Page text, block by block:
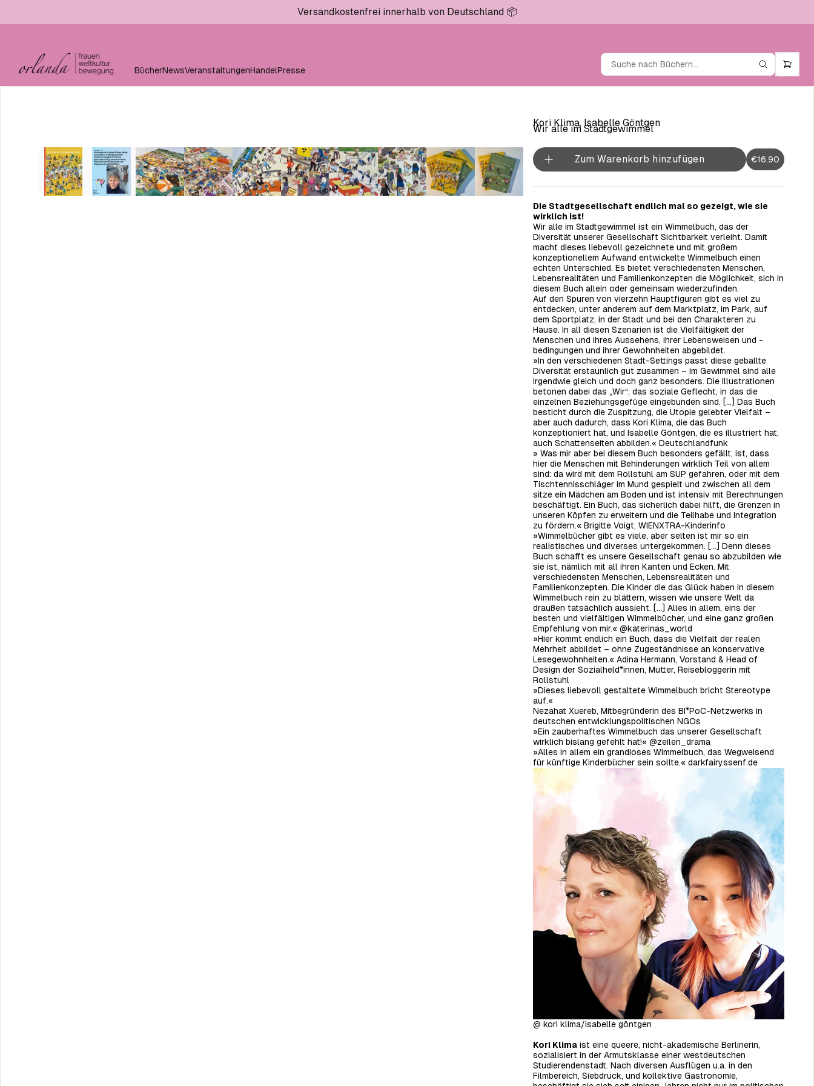
Versandkostenfrei innerhalb von Deutschland 📦
BücherNewsVeranstaltungenHandelPresse
Kori Klima, Isabelle Göntgen
Wir alle im Stadtgewimmel
Zum Warenkorb hinzufügen €16.90
Die Stadtgesellschaft endlich mal so gezeigt, wie sie
wirklich ist!
Wir alle im Stadtgewimmel ist ein Wimmelbuch, das der
Diversität unserer Gesellschaft Sichtbarkeit verleiht. Damit
macht dieses liebevoll gezeichnete und mit großem
konzeptionellem Aufwand entwickelte Wimmelbuch einen
echten Unterschied. Es bietet verschiedensten Menschen,
Lebensrealitäten und Familienkonzepten die Möglichkeit, sich in
diesem Buch allein oder gemeinsam wiederzufinden.
Auf den Spuren von vierzehn Hauptfiguren gibt es viel zu
entdecken, unter anderem auf dem Marktplatz, im Park, auf
dem Sportplatz, in der Stadt und bei den Charakteren zu
Hause. In all diesen Szenarien ist die Vielfältigkeit der
Menschen und ihres Aussehens, ihrer Lebensweisen und -
bedingungen und ihrer Gewohnheiten abgebildet.
»In den verschiedenen Stadt-Settings passt diese geballte
Diversität erstaunlich gut zusammen – im Gewimmel sind alle
irgendwie gleich und doch ganz besonders. Die Illustrationen
betonen dabei das „Wir“, das soziale Geflecht, in das die
einzelnen Beziehungsgefüge eingebunden sind. [...] Das Buch
besticht durch die Zuspitzung, die Utopie gelebter Vielfalt –
aber auch dadurch, dass Kori Klima, die das Buch
konzeptioniert hat, und Isabelle Göntgen, die es illustriert hat,
auch Schattenseiten abbilden.« Deutschlandfunk
» Was mir aber bei diesem Buch besonders gefällt, ist, dass
hier die Menschen mit Behinderungen wirklich Teil von allem
sind: da wird mit dem Rollstuhl am SUP gefahren, oder mit dem
Tischtennisschläger im Mund gespielt und zwischen all dem
sitze ein Mädchen am Boden und ist intensiv mit Berechnungen
beschäftigt. Ein Buch, das sicherlich dabei hilft, die Grenzen in
unseren Köpfen zu erweitern und die Teilhabe und Integration
zu fördern.« Brigitte Voigt, WIENXTRA-Kinderinfo
»Wimmelbücher gibt es viele, aber selten ist mir so ein
realistisches und diverses untergekommen. [...] Denn dieses
Buch schafft es unsere Gesellschaft genau so abzubilden wie
sie ist, nämlich mit all ihren Kanten und Ecken. Mit
verschiedensten Menschen, Lebensrealitäten und
Familienkonzepten. Die Kinder die das Glück haben in diesem
Wimmelbuch rein zu blättern, wissen wie unsere Welt da
draußen tatsächlich aussieht. [...] Alles in allem, eins der
besten und vielfältigen Wimmelbücher, und eine ganz großen
Empfehlung von mir.« @katerinas_world
»Hier kommt endlich ein Buch, dass die Vielfalt der realen
Mehrheit abbildet – ohne Zugeständnisse an konservative
Lesegewohnheiten.« Adina Hermann, Vorstand & Head of
Design der Sozialheld*innen, Mutter, Reisebloggerin mit
Rollstuhl
»Dieses liebevoll gestaltete Wimmelbuch bricht Stereotype
auf.«
Nezahat Xuereb, Mitbegründerin des BI*PoC-Netzwerks in
deutschen entwicklungspolitischen NGOs
»Ein zauberhaftes Wimmelbuch das unserer Gesellschaft
wirklich bislang gefehlt hat!« @zeilen_drama
»Alles in allem ein grandioses Wimmelbuch, das Wegweisend
für künftige Kinderbücher sein sollte.« darkfairyssenf.de
@ kori klima/isabelle göntgen
Kori Klimaist eine queere, nicht-akademische Berlinerin,
sozialisiert in der Armutsklasse einer westdeutschen
Studierendenstadt. Nach diversen Ausflügen u.a. in den
Filmbereich, Siebdruck, und kollektive Gastronomie,